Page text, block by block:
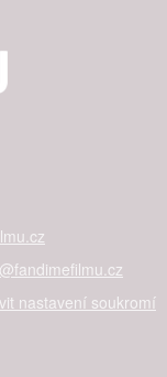
nastavení soukromí
partnerům
chyb,